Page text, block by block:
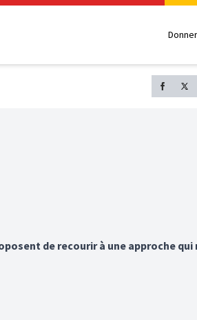
Donner
de recourir à une approche qui